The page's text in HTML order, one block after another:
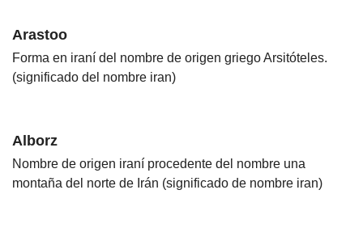
Arastoo
Forma en iraní del nombre de origen griego Arsitóteles.
(significado del nombre iran)
Alborz
Nombre de origen iraní procedente del nombre una
montaña del norte de Irán (significado de nombre iran)